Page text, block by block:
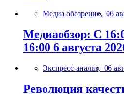
Медиа обозрение, 06
Медиаобзор: С
16:00 6 августа
Экспресс-анализ, 06
Революция